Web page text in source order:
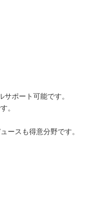
ポート可能です。
。
ースも得意分野です。